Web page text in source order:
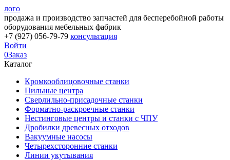
лого
продажа и производство запчастей для бесперебойной работы
оборудования мебельных фабрик
+7 (927) 056-79-79 консультация
Войти
0Заказ
Каталог
Кромкооблицовочные станки
Пильные центра
Сверлильно-присадочные станки
Форматно-раскроечные станки
Нестинговые центры и станки с ЧПУ
Дробилки древесных отходов
Вакуумные насосы
Четырехсторонние станки
Линии укутывания